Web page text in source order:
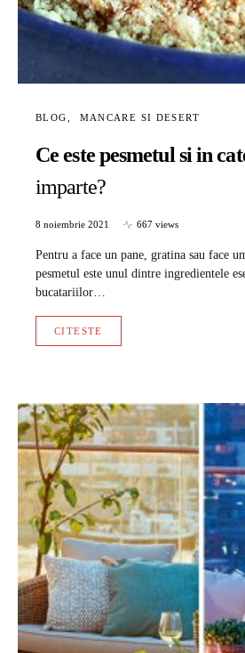
BLOG MANCARE SI DESERT
Ce este pesmetul si in
imparte?
8 noiembrie 2021 667 views
Pentru a face un pane, gratina sau face
pesmetul este unul dintre ingredientele
bucatariilor…
CITESTE